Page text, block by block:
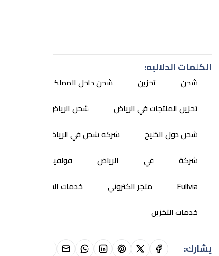
الكلمات الدلاليه:
شحن تخزين
شحن داخل المملكه
تخزين المنتجات في الرياض
شحن الرياض
شحن دول الخليج
شركه شحن في الرياض
شركة
في الرياض
فولفيا
Fullvia
متجر الكتروني
خدمات الشحن
خدمات التخزين
يشارك: